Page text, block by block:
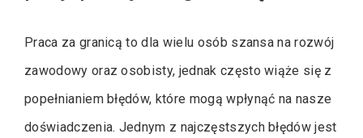
Praca za granicą to dla wielu osób szansa na rozwój
zawodowy oraz osobisty, jednak często wiąże się z
popełnianiem błędów, które mogą wpłynąć na nasze
doświadczenia. Jednym z najczęstszych błędów jest